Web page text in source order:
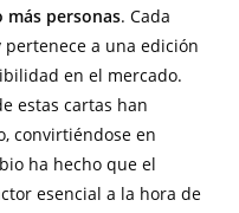
personas. Cada
a una edición
en el mercado.
estas cartas han
convirtiéndose en
ha hecho que el
esencial a la hora de